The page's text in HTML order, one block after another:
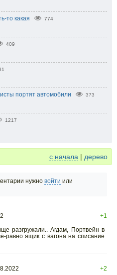
то какая 774
409
портят автомобили 373
1217
с начала | дерево
нужно войти или
+1
разгружали.. Агдам, Портвейн в
равно ящик с вагона на списание
+2